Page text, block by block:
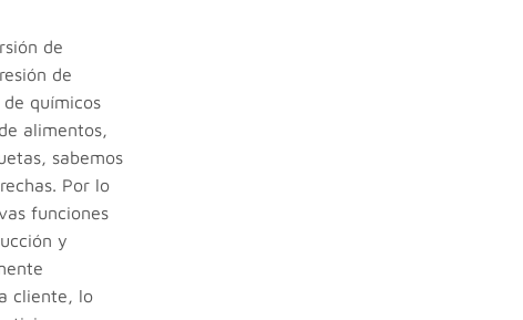
de
de
químicos
alimentos,
sabemos
Por lo
funciones
y
cliente, lo